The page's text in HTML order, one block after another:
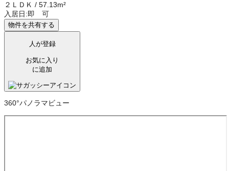
２ＬＤＫ / 57.13m²
入居日:即 可
物件を共有する
人が登録
お気に入り
に追加
360°パノラマビュー